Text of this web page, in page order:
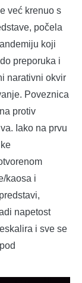
već krenuo s
počela
koji
preporuka i
narativni okvir
Poveznica
protiv
Iako na prvu
kaosa i
napetost
i sve se